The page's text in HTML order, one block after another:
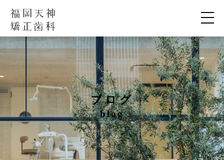
ブログ
blog